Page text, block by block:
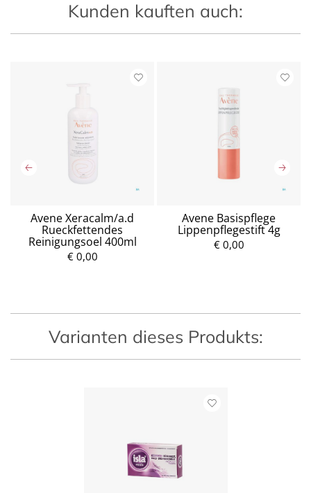
Kunden kauften auch:
Avene Xeracalm/a.d
Rueckfettendes
Reinigungsoel 400ml
€ 0,00
Avene Basispflege
Lippenpflegestift 4g
€ 0,00
Varianten dieses Produkts: